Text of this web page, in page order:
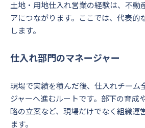
土地・用地仕入れ営業の経験は、不動
アにつながります。ここでは、代表的
します。
仕入れ部門のマネージャー
現場で実績を積んだ後、仕入れチーム
ジャーへ進むルートです。部下の育成
略の立案など、現場だけでなく組織運
ます。